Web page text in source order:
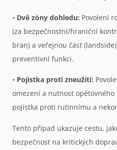
• Dvě zóny dohledu: Povolení
(za bezpečnostní/hraniční
bran) a veřejnou část
preventivní funkci.
• Pojistka proti zneužití:
omezení a nutnost
pojistka proti rutinnímu a
Tento případ ukazuje cestu,
bezpečnost na kritických